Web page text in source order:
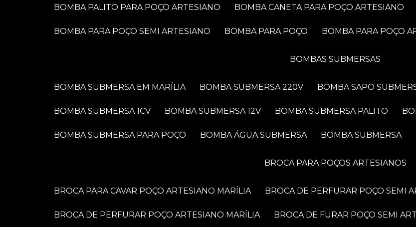
BOMBA PALITO PARA POÇO ARTESIANO BOMBA CANETA PARA POÇO ARTESIANO
BOMBA PARA POÇO SEMI ARTESIANO BOMBA PARA POÇO BOMBA PARA POÇO
BOMBAS SUBMERSAS
BOMBA SUBMERSA EM MARÍLIA BOMBA SUBMERSA 220V BOMBA SAPO
BOMBA SUBMERSA 1CV BOMBA SUBMERSA 12V BOMBA SUBMERSA PALITO
BOMBA SUBMERSA PARA POÇO BOMBA ÁGUA SUBMERSA BOMBA SUBMERSA
BROCA PARA POÇOS ARTESIANOS
BROCA PARA CAVAR POÇO ARTESIANO MARÍLIA BROCA DE PERFURAR POÇO SEMI
BROCA DE PERFURAR POÇO ARTESIANO MARÍLIA BROCA DE FURAR POÇO SEMI